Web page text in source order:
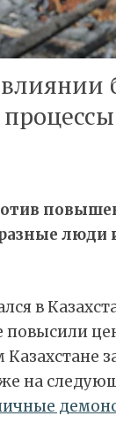
люди
в
повысили
на